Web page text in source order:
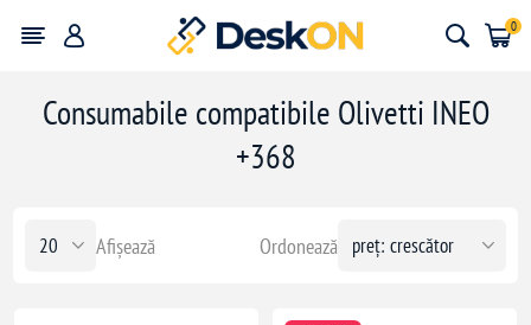
0
Consumabile compatibile Olivetti INEO
+368
Ordonează
Afișează